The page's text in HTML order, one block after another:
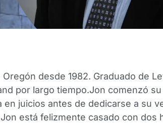
desde 1982. Graduado de
por largo tiempo.Jon comenzó
juicios antes de dedicarse a su
está felizmente casado con dos